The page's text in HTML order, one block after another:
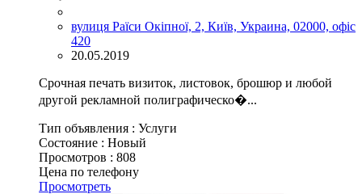
вулиця Раїси Окіпної, 2, Київ, Украина, 02000, офіс
420
20.05.2019
Срочная печать визиток, листовок, брошюр и любой
другой рекламной полиграфическо�...
Тип объявления : Услуги
Состояние : Новый
Просмотров : 808
Цена по телефону
Просмотреть